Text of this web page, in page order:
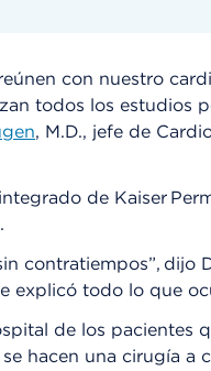
con nuestro
todos los estudios
, M.D., jefe de
de Kaiser
contratiempos”, dijo
explicó todo lo que
de los pacientes
hacen una cirugía a